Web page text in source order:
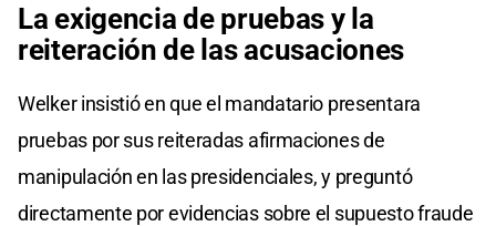
La exigencia de pruebas y la
reiteración de las acusaciones
Welker insistió en que el mandatario presentara
pruebas por sus reiteradas afirmaciones de
manipulación en las presidenciales, y preguntó
directamente por evidencias sobre el supuesto fraude